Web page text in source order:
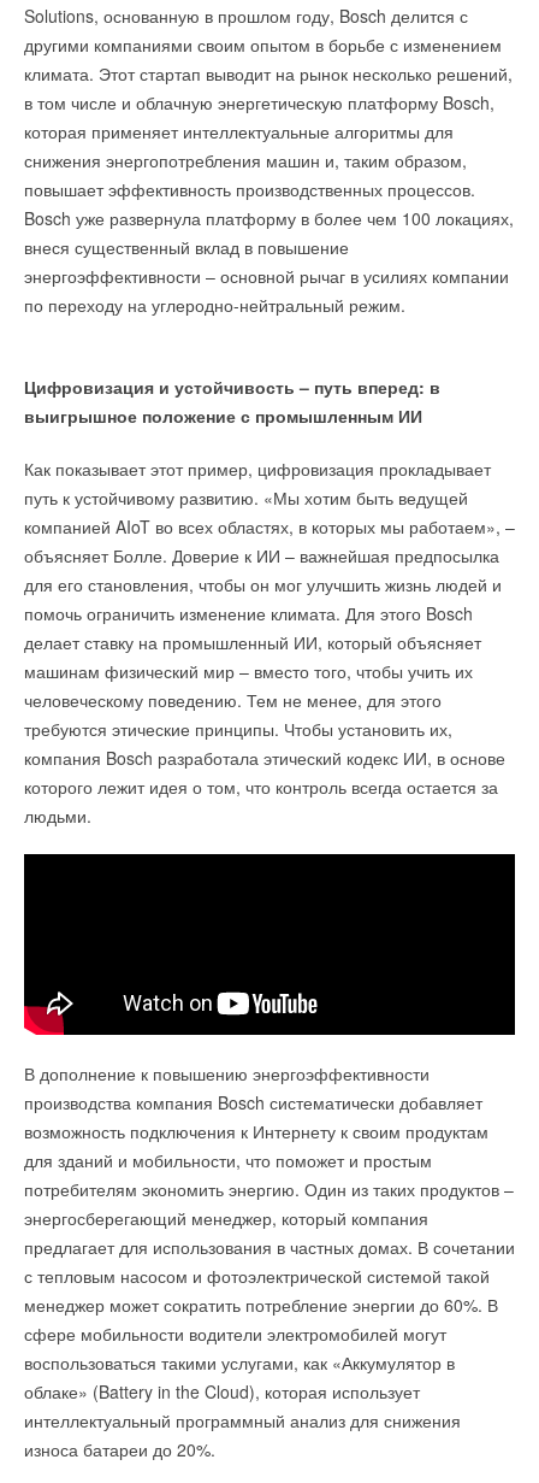
Solutions, основанную в прошлом году, Bosch делится с
другими компаниями своим опытом в борьбе с изменением
климата. Этот стартап выводит на рынок несколько решений,
в том числе и облачную энергетическую платформу Bosch,
которая применяет интеллектуальные алгоритмы для
снижения энергопотребления машин и, таким образом,
повышает эффективность производственных процессов.
Bosch уже развернула платформу в более чем 100 локациях,
внеся существенный вклад в повышение
энергоэффективности – основной рычаг в усилиях компании
по переходу на углеродно-нейтральный режим.
Цифровизация и устойчивость – путь вперед: в
выигрышное положение с промышленным ИИ
Как показывает этот пример, цифровизация прокладывает
путь к устойчивому развитию. «Мы хотим быть ведущей
компанией AIoT во всех областях, в которых мы работаем», –
объясняет Болле. Доверие к ИИ – важнейшая предпосылка
для его становления, чтобы он мог улучшить жизнь людей и
помочь ограничить изменение климата. Для этого Bosch
делает ставку на промышленный ИИ, который объясняет
машинам физический мир – вместо того, чтобы учить их
человеческому поведению. Тем не менее, для этого
требуются этические принципы. Чтобы установить их,
компания Bosch разработала этический кодекс ИИ, в основе
которого лежит идея о том, что контроль всегда остается за
людьми.
В дополнение к повышению энергоэффективности
производства компания Bosch систематически добавляет
возможность подключения к Интернету к своим продуктам
для зданий и мобильности, что поможет и простым
потребителям экономить энергию. Один из таких продуктов –
энергосберегающий менеджер, который компания
предлагает для использования в частных домах. В сочетании
с тепловым насосом и фотоэлектрической системой такой
менеджер может сократить потребление энергии до 60%. В
сфере мобильности водители электромобилей могут
воспользоваться такими услугами, как «Аккумулятор в
облаке» (Battery in the Cloud), которая использует
интеллектуальный программный анализ для снижения
износа батареи до 20%.
→ Energy Regula в новом диаметре — DN400/350
НОВОСТИ СОК 7 АВГУСТА 2026
→
Новинка — приточная вентиляционная установка ZILON
ZPW-N 2000 INT EC
НОВОСТИ СОК 6 АВГУСТА 2026
→
Учёные ЮУрГУ создали каскадную установку,
объединяющую солнечную и геотермальную энергию
НОВОСТИ СОК 6 АВГУСТА 2026
→
Для Арктики создали технологию защиты
ветрогенераторов от аварий
НОВОСТИ СОК 6 АВГУСТА 2026
→
Запорные клапаны Ридан для систем холодоснабжения
одобрены сертификатом РМРС
НОВОСТИ СОК 6 АВГУСТА 2026
→ Универсальный пульт Z037-5C0 от НЕВАТОМ
Комментарии
В этой теме еще нет комментариев
Ваше имя *
Ваш E-mail *
Читайте по теме:
→ ПВУ «Катунь» в гигиеническом исполнении от НЕВАТОМ
НОВОСТИ СОК 7 АВГУСТА 2026
Новинка — приточная вентиляционная установка ZILON
ZPW-N 2000 INT EC
НОВОСТИ СОК 6 АВГУСТА 2026
Для Арктики создали технологию защиты
ветрогенераторов от аварий
НОВОСТИ СОК 6 АВГУСТА 2026
→
НОВОСТИ СОК 5 АВГУСТА 2026
профи климатической отрасли
→
«Датарк» испытал модульный ЦОД с плотностью 54 кВт
НОВОСТИ СОК 3 АВГУСТА 2026
→
Линейка крышных вентиляторов НЕВАТОМ VKR-E
НОВОСТИ СОК 3 АВГУСТА 2026
→ «Русклимат» укрепляет партнёрство за Уралом
Уведомления отключены
Комментарии
В этой теме еще нет комментариев